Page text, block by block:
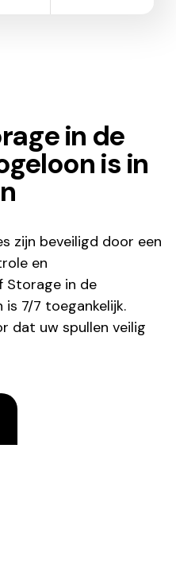
in de
is in
zijn beveiligd door een
en
Storage in de
7/7 toegankelijk.
dat uw spullen veilig